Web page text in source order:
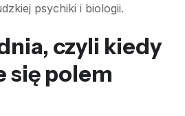
psychiki i biologii.
czyli kiedy
się polem